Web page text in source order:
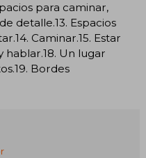
para caminar,
detalle.13. Espacios
Caminar.15. Estar
hablar.18. Un lugar
Bordes